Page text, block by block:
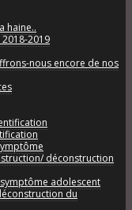
haine..
2019
nous encore de nos
déconstruction
adolescent
du